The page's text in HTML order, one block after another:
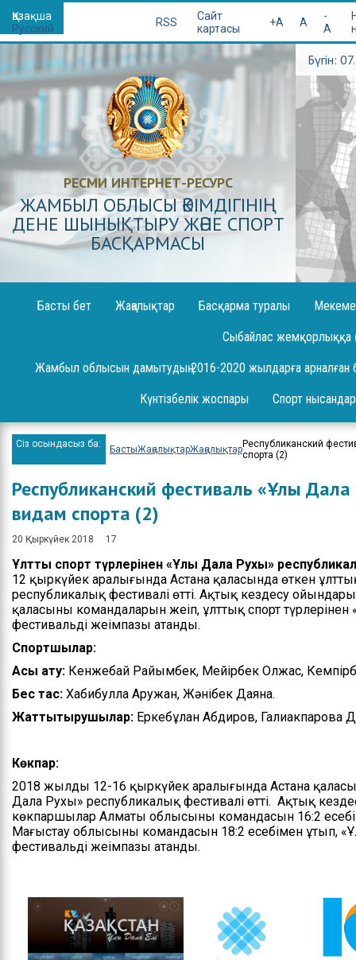
Қазақша
Русский
RSS
Сайт
картасы
+A A
-
A
РЕСМИ ИНТЕРНЕТ-РЕСУРС
ЖАМБЫЛ ОБЛЫСЫ ӘКІМДІГІНІҢ
ДЕНЕ ШЫНЫҚТЫРУ ЖӘНЕ СПОРТ
БАСҚАРМАСЫ
Бүгін:
Басты бет Жаңалықтар
Басқарма туралы
Декларация жариялау
Сұрақ-жауап
Жоба
Шаралар
Ереже
Бюджет
Спорт жетістіктері
Нәтижелері және
есептер
Бос орындар
Байланыстар
Мемлекеттік
қызметке кіру
бойынша ақпарат
Сыбайлас жемқорлыққа
Жамбыл облысын дамытудың 2016-2020 жылдарға арналған
Күнтізбелік жоспары Спорт
Сіз осындасыз ба: БастыЖаңалықтарЖаңалықтарРеспубликанский
спорта (2)
Республиканский фестиваль «Ұлы
видам спорта (2)
20 Қыркүйек 2018 17
Ұлттық спорт түрлерінен «Ұлы Дала Рухы»
12 қыркүйек аралығында Астана қаласында өткен
республикалық фестивалі өтті. Ақтық кездесу
қаласының командаларын жеңіп, ұлттық спорт
фестивальдің жеңімпазы атанды.
Спортшылар:
Асық ату: Кенжебай Райымбек, Мейірбек Олжас,
Бес тас: Хабибулла Аружан, Жәнібек Даяна.
Жаттықтырушылар: Еркебұлан Абдиров, Галиакпарова
Көкпар:
2018 жылдың 12-16 қыркүйек аралығында Астана
Дала Рухы» республикалық фестивалі өтті. Ақтық
көкпаршылар Алматы облысының командасын 16:2
Маңғыстау облысының командасын 18:2 есебімен ұтып,
фестивальдің жеңімпазы атанды.